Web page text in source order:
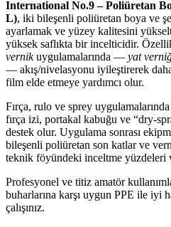
International No.9 – Poliüretan
L), iki bileşenli poliüretan boya ve
ayarlamak ve yüzey kalitesini
yüksek saflıkta bir incelticidir.
vernikuygulamalarında — yat
— akış/nivelasyonu iyileştirerek
film elde etmeye yardımcı olur.
Fırça, rulo ve sprey
fırça izi, portakal kabuğu ve “dry-
destek olur. Uygulama sonrası
bileşenli poliüretan son katlar ve
teknik föyündeki inceltme yüzdeleri
Profesyonel ve titiz amatör
buharlarına karşı uygun PPE ile iyi
çalışınız.